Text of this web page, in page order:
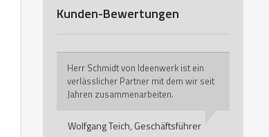
Kunden-Bewertungen
Herr Schmidt von Ideenwerk ist ein
verlässlicher Partner mit dem wir seit
Jahren zusammenarbeiten.
Wolfgang Teich, Geschäftsführer